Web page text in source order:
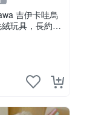
吉伊卡哇烏
玩具，長約30
軟適合收藏 烏
毛絨 超軟